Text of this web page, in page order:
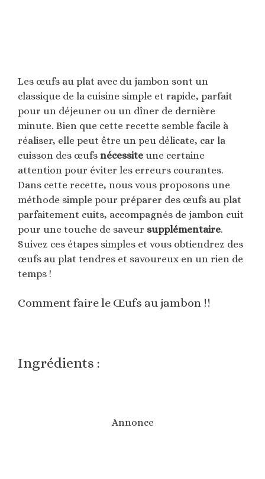
Les œufs au plat avec du jambon sont un
classique de la cuisine simple et rapide, parfait
pour un déjeuner ou un dîner de dernière
minute. Bien que cette recette semble facile à
réaliser, elle peut être un peu délicate, car la
cuisson des œufs nécessite une certaine
attention pour éviter les erreurs courantes.
Dans cette recette, nous vous proposons une
méthode simple pour préparer des œufs au plat
parfaitement cuits, accompagnés de jambon cuit
pour une touche de saveur supplémentaire.
Suivez ces étapes simples et vous obtiendrez des
œufs au plat tendres et savoureux en un rien de
temps !
Comment faire le Œufs au jambon !!
Ingrédients :
Annonce